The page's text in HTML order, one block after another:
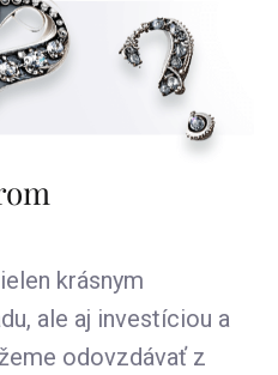
krásnym
ale aj investíciou a
odovzdávať z